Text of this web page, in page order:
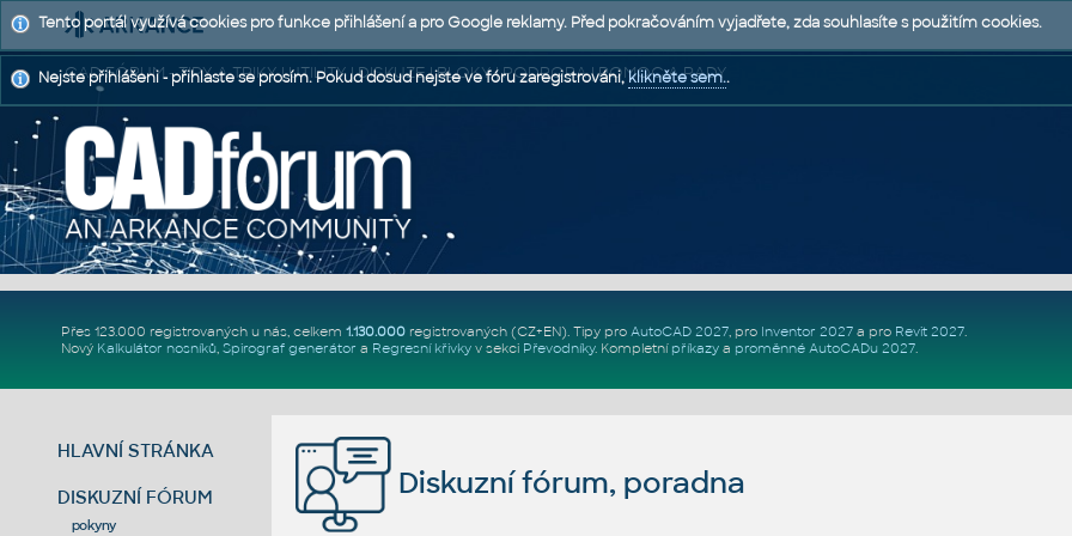
CAD FÓRUM - TIPY A TRIKY | UTILITY | DISKUZE | BLOKY | PODPORA | POMOC A RADY
Přes 123.000 registrovaných u nás, celkem 1.130.000registrovaných (CZ+EN). Tipy pro AutoCAD 2027, pro Inventor 2027a pro Revit 2027.
Nový Kalkulátor nosníků, Spirograf generátor a Regresní křivkyv sekci Převodníky. Kompletní příkazya proměnné AutoCADu 2027.
HLAVNÍ STRÁNKA
DISKUZNÍ FÓRUM
pokyny
Diskuzní fórum, poradna
Tento portál využívá cookies pro funkce přihlášení a pro Google reklamy. Před pokračováním vyjadřete, zda souhlasíte s použitím cookies.
Nejste přihlášeni - přihlaste se prosím. Pokud dosud nejste ve fóru zaregistrováni,klikněte sem..